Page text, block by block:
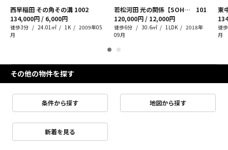
西早稲田 その角その溝 1002
134,000円 / 6,000円
徒歩3分 24.01㎡ 1K
2009年05
月
若松河田 光の関係【SOHO・事務所可】
101
120,000円 / 12,000円
徒歩6分 30.6㎡ 1LDK
2018年
09月
徒
月
その他の物件を探す
条件から探す 地図から探す
新着を見る